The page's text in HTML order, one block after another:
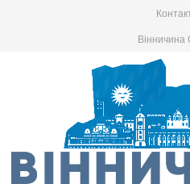
Вінничина